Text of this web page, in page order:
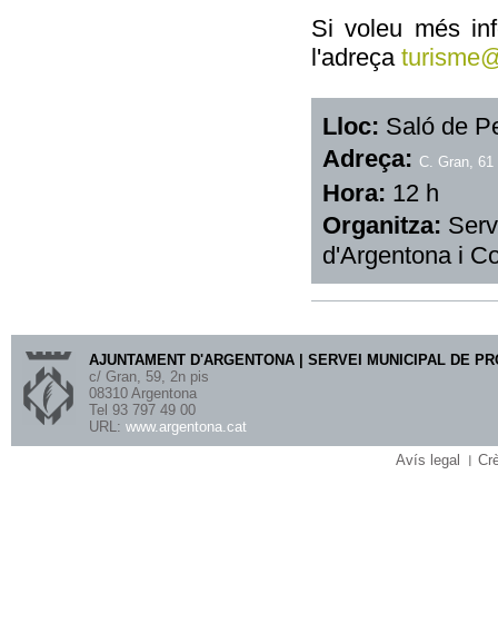
Si voleu més
l'adreça turisme
Lloc: Saló de
Adreça: C. Gran, 61
Hora: 12 h
Organitza:
d'Argentona i
AJUNTAMENT D'ARGENTONA | SERVEI MUNICIPAL DE
c/ Gran, 59, 2n pis
08310 Argentona
Tel 93 797 49 00
URL: www.argentona.cat
Avís legal